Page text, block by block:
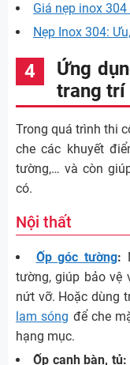
Giá nẹp inox
Nẹp Inox 304:
Ứng
trang trí
Trong quá trình thi
che các khuyết
tường,… và còn
có.
Nội thất
Ốp góc tường:
tường, giúp bảo vệ
nứt vỡ. Hoặc dùng
lam sóng để che
hạng mục.
Ốp cạnh bàn, tủ: